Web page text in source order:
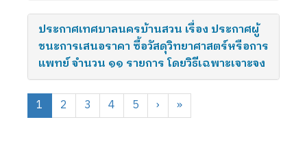
ประกาศเทศบาลนครบ้านสวน เรื่อง ประกาศผู้
ชนะการเสนอราคา ซื้อวัสดุวิทยาศาสตร์หรือการ
แพทย์ จำนวน ๑๑ รายการ โดยวิธีเฉพาะเจาะจง
1 2 3 4 5 › »